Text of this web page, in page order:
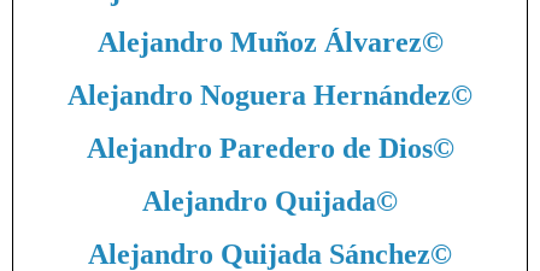
Alejandro Muñoz Álvarez©
Alejandro Noguera Hernández©
Alejandro Paredero de Dios©
Alejandro Quijada©
Alejandro Quijada Sánchez©